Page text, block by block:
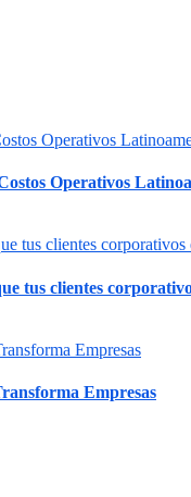
Operativos
tus clientes
Empresas